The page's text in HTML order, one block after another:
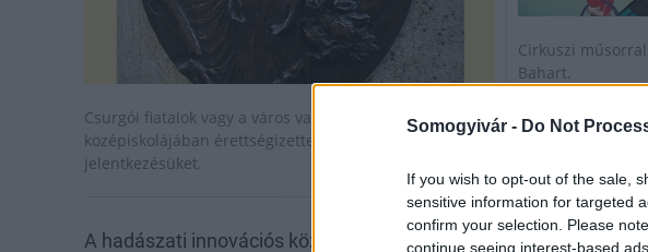
Somogyivár - Do Not
If you wish to opt-out of the sale,
sensitive information for targeted
confirm your selection. Please
continue seeing interest-based
Csurgói fiatalok vagy a város valamelyik
középiskolájában érettségizettek adhatják be a
jelentkezésüket.
A hadászati innovációs központ létesülhet
Cirkuszi
Bahart.
ezüstérmes
2024.05.06